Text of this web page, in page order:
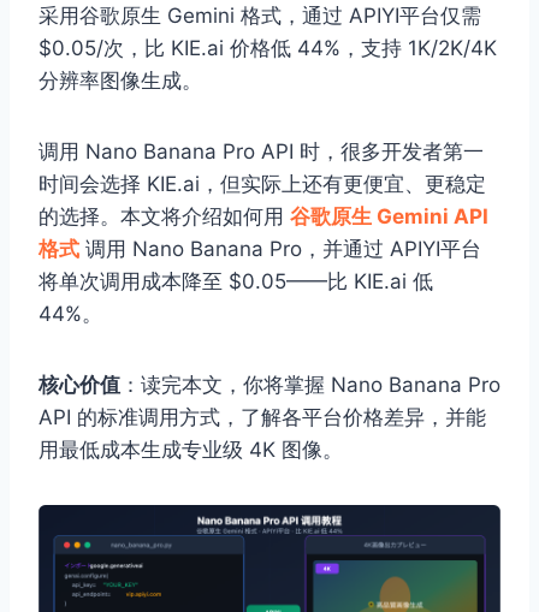
采用谷歌原生 Gemini 格式，通过 APIYI平台仅需
$0.05/次，比 KIE.ai 价格低 44%，支持 1K/2K/4K
分辨率图像生成。
调用 Nano Banana Pro API 时，很多开发者第一
时间会选择 KIE.ai，但实际上还有更便宜、更稳定
的选择。本文将介绍如何用 谷歌原生 Gemini API
格式 调用 Nano Banana Pro，并通过 APIYI平台
将单次调用成本降至 $0.05——比 KIE.ai 低
44%。
核心价值 ：读完本文，你将掌握 Nano Banana Pro
API 的标准调用方式，了解各平台价格差异，并能
用最低成本生成专业级 4K 图像。